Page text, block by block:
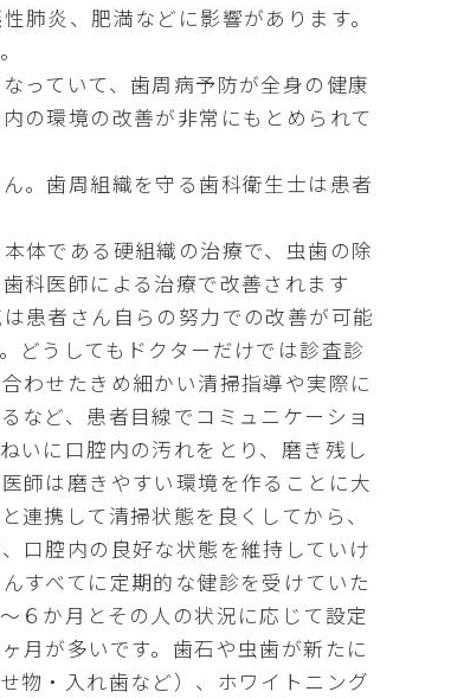
肺炎、肥満などに影響があります。
っていて、歯周病予防が全身の健康
の環境の改善が非常にもとめられて
。歯周組織を守る歯科衛生士は患者
体である硬組織の治療で、虫歯の除
科医師による治療で改善されます
患者さん自らの努力での改善が可能
どうしてもドクターだけでは診査診
わせたきめ細かい清掃指導や実際に
など、患者目線でコミュニケーショ
いに口腔内の汚れをとり、磨き残し
師は磨きやすい環境を作ることに大
連携して清掃状態を良くしてから、
口腔内の良好な状態を維持していけ
すべてに定期的な健診を受けていた
６か月とその人の状況に応じて設定
月が多いです。歯石や虫歯が新たに
物・入れ歯など）、ホワイトニング